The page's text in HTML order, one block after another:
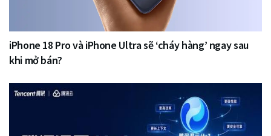
iPhone 18 Pro và iPhone Ultra sẽ ‘cháy hàng’ ngay sau
khi mở bán?